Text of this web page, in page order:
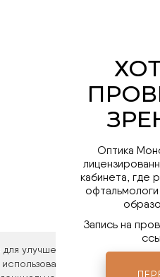
улучшения работы сайта.
файлов cookies.
Оптика
кабинета, где
Запись на